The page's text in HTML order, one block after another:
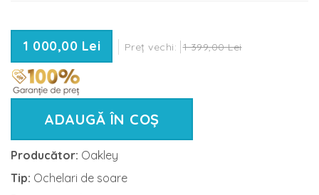
1 000,00 Lei Preț vechi: 1 399,00 Lei
ADAUGĂ ÎN COȘ
Producător: Oakley
Tip: Ochelari de soare